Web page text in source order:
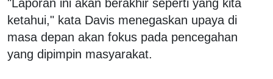
"Laporan ini akan berakhir seperti yang kita
ketahui," kata Davis menegaskan upaya di
masa depan akan fokus pada pencegahan
yang dipimpin masyarakat.